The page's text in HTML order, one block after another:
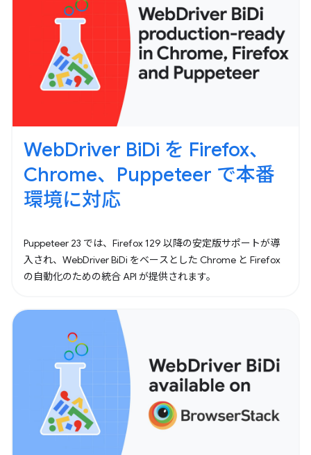
WebDriver BiDi を Firefox、
Chrome、Puppeteer で本番
環境に対応
Puppeteer 23 では、Firefox 129 以降の安定版サポートが導
入され、WebDriver BiDi をベースとした Chrome と Firefox
の自動化のための統合 API が提供されます。